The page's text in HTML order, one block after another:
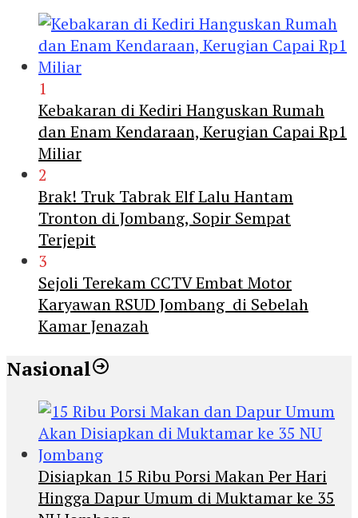
1
Kebakaran di Kediri Hanguskan Rumah
dan Enam Kendaraan, Kerugian Capai Rp1
Miliar
2
Brak! Truk Tabrak Elf Lalu Hantam
Tronton di Jombang, Sopir Sempat
Terjepit
3
Sejoli Terekam CCTV Embat Motor
Karyawan RSUD Jombang di Sebelah
Kamar Jenazah
Nasional
Disiapkan 15 Ribu Porsi Makan Per Hari
Hingga Dapur Umum di Muktamar ke 35